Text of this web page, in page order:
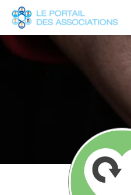
Panneau de gestion des cookies